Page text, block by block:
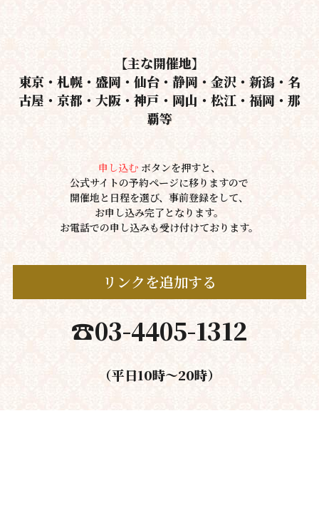
【主な開催地】
東京・札幌・盛岡・仙台・静岡・金沢・新潟・名
古屋・京都・大阪・神戸・岡山・松江・福岡・那
覇等
申し込む ボタンを押すと、
公式サイトの予約ページに移りますので
開催地と日程を選び、事前登録をして、
お申し込み完了となります。
お電話での申し込みも受け付けております。
リンクを追加する
☎︎03-4405-1312
（平日10時～20時）